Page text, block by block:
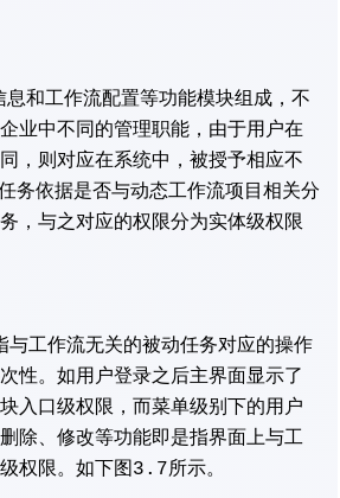
工作流配置等功能模块组成，不
业中不同的管理职能，由于用户在
，则对应在系统中，被授予相应不
务依据是否与动态工作流项目相关分
，与之对应的权限分为实体级权限
作流无关的被动任务对应的操作
性。如用户登录之后主界面显示了
入口级权限，而菜单级别下的用户
除、修改等功能即是指界面上与工
权限。如下图3.7所示。